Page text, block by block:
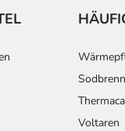
der Behandlung,
an dieser Stelle
die
Voltaren